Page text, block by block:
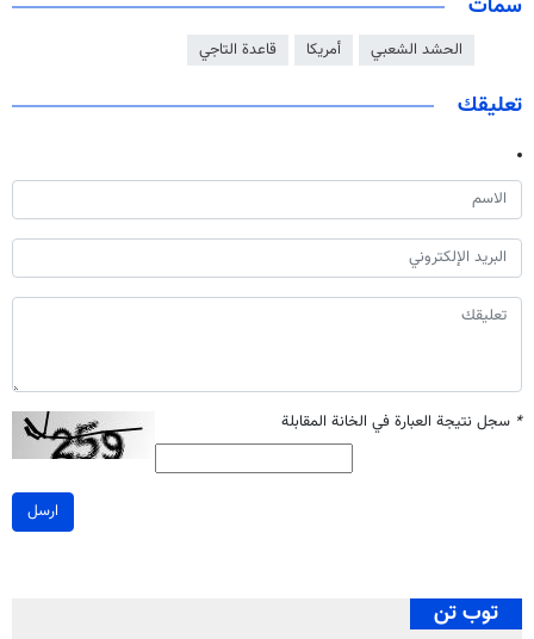
سمات
الحشد الشعبي أمريكا قاعدة التاجي
تعليقك
* سجل نتيجة العبارة في الخانة المقابلة
ارسل
توب تن